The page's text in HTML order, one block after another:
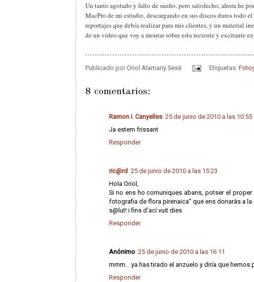
Un tanto agotado y falto de sueño, pero satisfecho, ahora he
MacPro de mi estudio, descargando en sus discos duros todo
reportajes que debía realizar para mis clientes, y un material
de un video que voy a montar sobre esta reciente y excitante
Publicado por Oriol Alamany Sesé Etiquetas:
8 comentarios:
Ramon I. Canyelles 25 de junio de 2010 a las 10:55
Ja estem frissant
Responder
ric@rd 25 de junio de 2010 a las 15:23
Hola Oriol,
Si no ens ho comuniques abans, potser el
fotografia de flora pirenaica" que ens donaràs a la
s@lut! i fins d'ací vuit dies
Responder
Anónimo 25 de junio de 2010 a las 16:11
mmm... ya has tirado el anzuelo y diría que
Responder